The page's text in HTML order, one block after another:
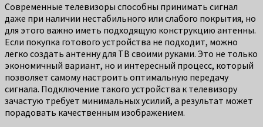
Современные телевизоры способны принимать сигнал
даже при наличии нестабильного или слабого покрытия, но
для этого важно иметь подходящую конструкцию антенны.
Если покупка готового устройства не подходит, можно
легко создать антенну для ТВ своими руками. Это не только
экономичный вариант, но и интересный процесс, который
позволяет самому настроить оптимальную передачу
сигнала. Подключение такого устройства к телевизору
зачастую требует минимальных усилий, а результат может
порадовать качественным изображением.